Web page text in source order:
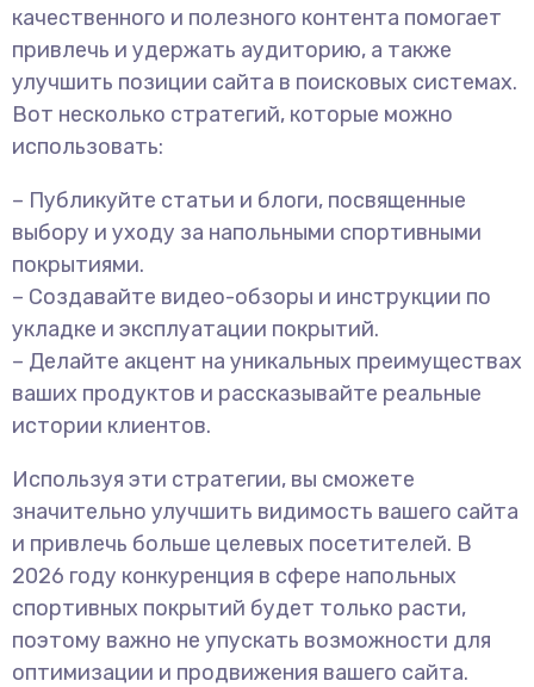
качественного и полезного контента помогает
привлечь и удержать аудиторию, а также
улучшить позиции сайта в поисковых системах.
Вот несколько стратегий, которые можно
использовать:
– Публикуйте статьи и блоги, посвященные
выбору и уходу за напольными спортивными
покрытиями.
– Создавайте видео-обзоры и инструкции по
укладке и эксплуатации покрытий.
– Делайте акцент на уникальных преимуществах
ваших продуктов и рассказывайте реальные
истории клиентов.
Используя эти стратегии, вы сможете
значительно улучшить видимость вашего сайта
и привлечь больше целевых посетителей. В
2026 году конкуренция в сфере напольных
спортивных покрытий будет только расти,
поэтому важно не упускать возможности для
оптимизации и продвижения вашего сайта.